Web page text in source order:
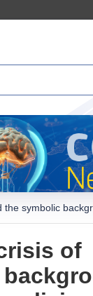
symbolic
of